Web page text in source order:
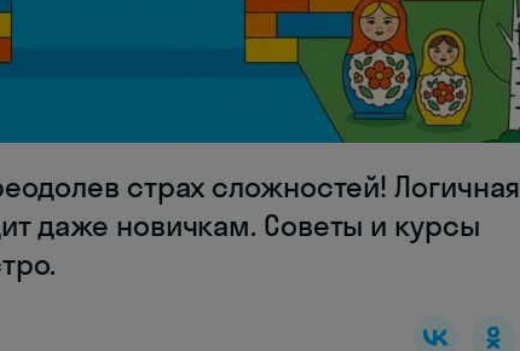
страх сложностей! Логичная
даже новичкам. Советы и курсы